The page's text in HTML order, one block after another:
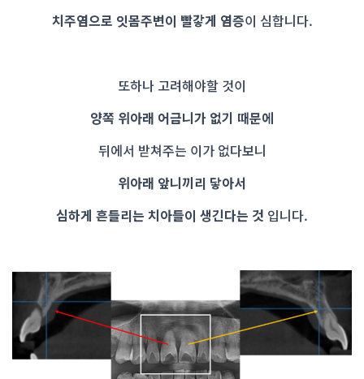
치주염으로 잇몸주변이 빨갛게 염증이 심합니다.
또하나 고려해야할 것이
양쪽 위아래 어금니가 없기 때문에
뒤에서 받쳐주는 이가 없다보니
위아래 앞니끼리 닿아서
심하게 흔들리는 치아들이 생긴다는 것 입니다.